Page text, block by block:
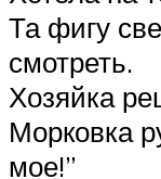
Та фигу
смотреть.
Хозяйка
Морковка
мое!”